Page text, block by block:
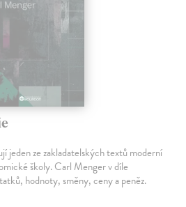
jeden ze zakladatelských textů moderní
školy. Carl Menger v díle
hodnoty, směny, ceny a peněz.